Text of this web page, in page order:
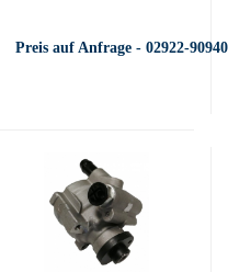
Preis auf Anfrage - 02922-